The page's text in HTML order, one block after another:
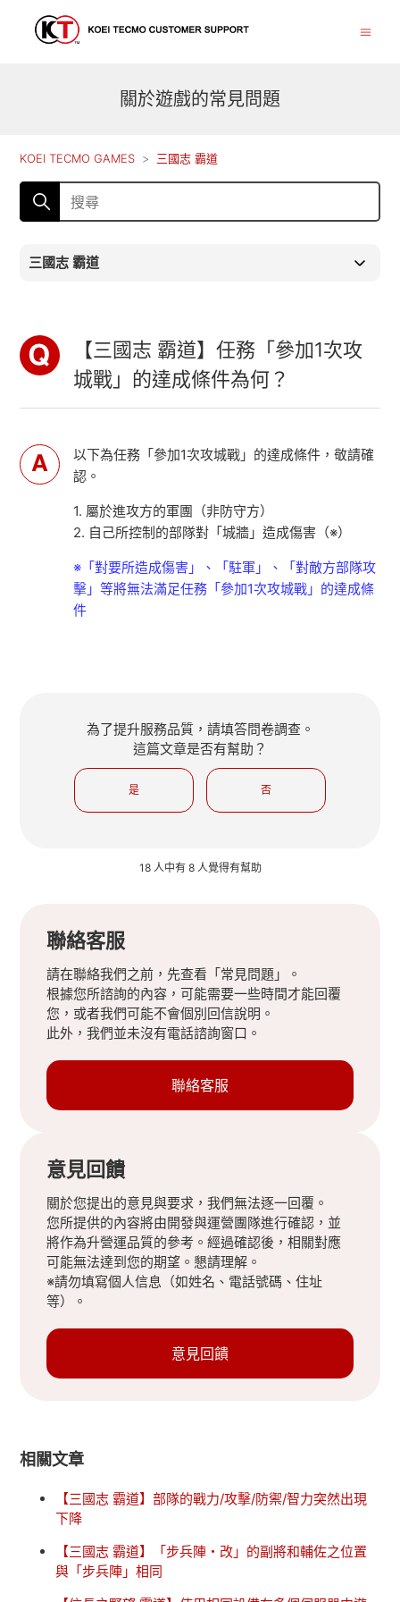
關於遊戲的常見問題
KOEI TECMO GAMES 三國志 霸道
三國志 霸道
【三國志 霸道】任務「參加1次攻
城戰」的達成條件為何？
以下為任務「參加1次攻城戰」的達成條件，敬請確
認。
1. 屬於進攻方的軍團（非防守方）
2. 自己所控制的部隊對「城牆」造成傷害（※）
※「對要所造成傷害」、「駐軍」、「對敵方部隊攻
擊」等將無法滿足任務「參加1次攻城戰」的達成條
件
為了提升服務品質，請填答問卷調查。
這篇文章是否有幫助？
是 否
18 人中有 8 人覺得有幫助
聯絡客服
請在聯絡我們之前，先查看「常見問題」。
根據您所諮詢的內容，可能需要一些時間才能回覆
您，或者我們可能不會個別回信說明。
此外，我們並未沒有電話諮詢窗口。
聯絡客服
意見回饋
關於您提出的意見與要求，我們無法逐一回覆。
您所提供的內容將由開發與運營團隊進行確認，並
將作為升營運品質的參考。經過確認後，相關對應
可能無法達到您的期望。懇請理解。
※請勿填寫個人信息（如姓名、電話號碼、住址
等）。
意見回饋
相關文章
【三國志 霸道】部隊的戰力/攻擊/防禦/智力突然出現
下降
【三國志 霸道】「步兵陣・改」的副將和輔佐之位置
與「步兵陣」相同